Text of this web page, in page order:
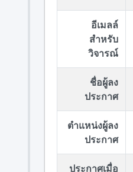
อีเมลล์
สำหรับ
วิจารณ์
ชื่อผู้ลง
ประกาศ
ตำแหน่งผู้ลง
ประกาศ
ประกาศเมื่อ